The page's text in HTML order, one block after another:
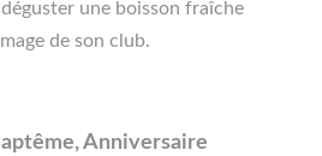
une boisson fraîche
de son club.
Anniversaire